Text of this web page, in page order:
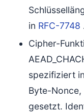
in RFC-7748
Cipher-
spezifiziert in
Byte-Nonce,
gesetzt.